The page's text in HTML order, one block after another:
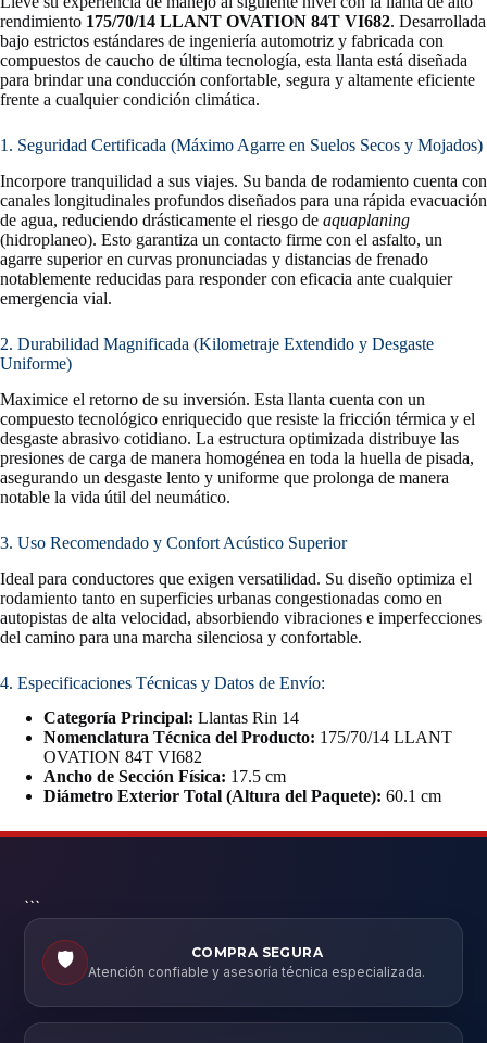
rendimiento 175/70/14 LLANT OVATION 84T VI682. Desarrollada
bajo estrictos estándares de ingeniería automotriz y fabricada con
compuestos de caucho de última tecnología, esta llanta está diseñada
para brindar una conducción confortable, segura y altamente eficiente
frente a cualquier condición climática.
1. Seguridad Certificada (Máximo Agarre en Suelos Secos y Mojados)
Incorpore tranquilidad a sus viajes. Su banda de rodamiento cuenta con
canales longitudinales profundos diseñados para una rápida evacuación
de agua, reduciendo drásticamente el riesgo de aquaplaning
(hidroplaneo). Esto garantiza un contacto firme con el asfalto, un
agarre superior en curvas pronunciadas y distancias de frenado
notablemente reducidas para responder con eficacia ante cualquier
emergencia vial.
2. Durabilidad Magnificada (Kilometraje Extendido y Desgaste
Uniforme)
Maximice el retorno de su inversión. Esta llanta cuenta con un
compuesto tecnológico enriquecido que resiste la fricción térmica y el
desgaste abrasivo cotidiano. La estructura optimizada distribuye las
presiones de carga de manera homogénea en toda la huella de pisada,
asegurando un desgaste lento y uniforme que prolonga de manera
notable la vida útil del neumático.
3. Uso Recomendado y Confort Acústico Superior
Ideal para conductores que exigen versatilidad. Su diseño optimiza el
rodamiento tanto en superficies urbanas congestionadas como en
autopistas de alta velocidad, absorbiendo vibraciones e imperfecciones
del camino para una marcha silenciosa y confortable.
4. Especificaciones Técnicas y Datos de Envío:
Categoría Principal: Llantas Rin 14
Nomenclatura Técnica del Producto: 175/70/14 LLANT
OVATION 84T VI682
Ancho de Sección Física: 17.5 cm
Diámetro Exterior Total (Altura del Paquete): 60.1 cm
```
🛡️
COMPRA SEGURA
Atención confiable y asesoría técnica especializada.